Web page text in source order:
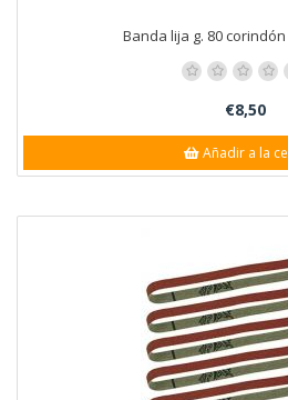
Banda lija g. 80
€8,50
Añadir a la